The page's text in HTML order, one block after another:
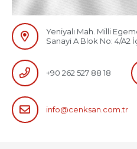
Yeniyalı Mah. Milli
Sanayi A Blok No: 4/A2
+90 262 527 88 18
info@cenksan.com.tr